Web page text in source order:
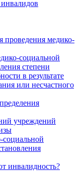
проведения медико-
социальной
степени
в результате
или несчастного
учреждений
социальной
инвалидность?